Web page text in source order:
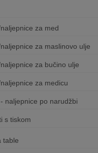
za med
za maslinovo ulje
za bučino ulje
za medicu
naljepnice po narudžbi
s tiskom
table